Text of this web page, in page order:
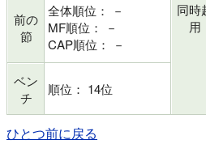
同時
用
前の
節
全体順位： －
MF順位： －
CAP順位： －
ベン
チ
順位： 14位
ひとつ前に戻る